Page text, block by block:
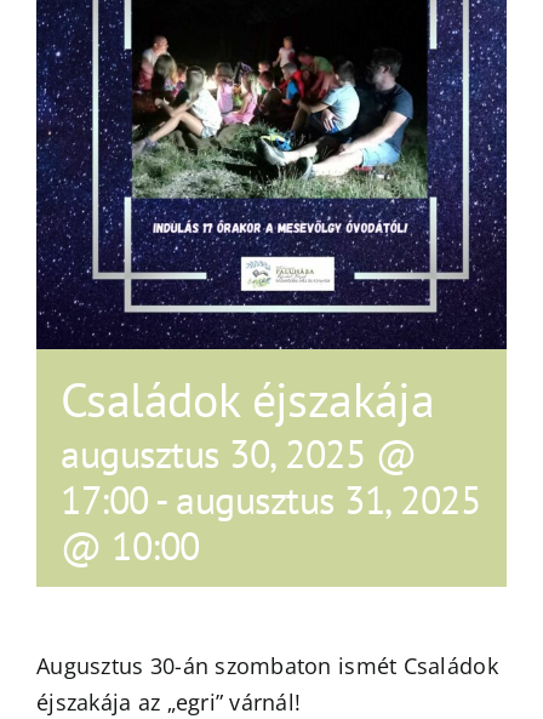
Családok éjszakája
augusztus 30, 2025 @
17:00-augusztus 31, 2025
@ 10:00
Augusztus 30-án szombaton ismét Családok
éjszakája az „egri” várnál!